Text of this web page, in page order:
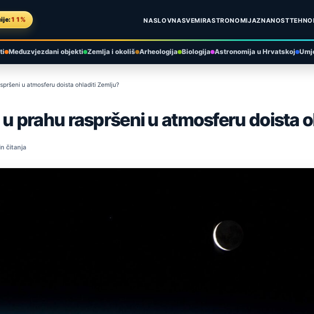
11% NASLOVNASVEMIRASTRONOMIJAZNANOST
Međuzvjezdani objekti Zemlja i okoliš Arheologija Biologija Astronomija u Hrvatskoj
u atmosferu doista ohladiti Zemlju?
prahu raspršeni u atmosferu doista
čitanja